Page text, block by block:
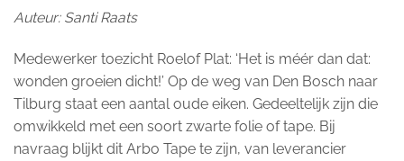
Auteur: Santi Raats
Medewerker toezicht Roelof Plat: ‘Het is méér dan dat:
wonden groeien dicht!’ Op de weg van Den Bosch naar
Tilburg staat een aantal oude eiken. Gedeeltelijk zijn die
omwikkeld met een soort zwarte folie of tape. Bij
navraag blijkt dit Arbo Tape te zijn, van leverancier